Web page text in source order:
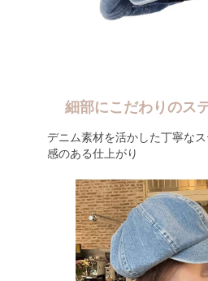
細部にこだわりのス
デニム素材を活かした丁寧な
感のある仕上がり